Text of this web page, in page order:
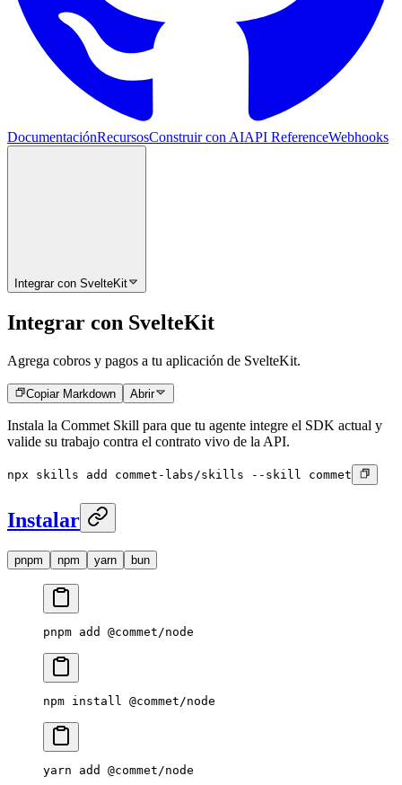
DocumentaciónRecursosConstruir con AIAPI ReferenceWebhooks
Integrar con SvelteKit
Integrar con SvelteKit
Agrega cobros y pagos a tu aplicación de SvelteKit.
Copiar Markdown Abrir
Instala la Commet Skill para que tu agente integre el SDK actual y
valide su trabajo contra el contrato vivo de la API.
npx skills add commet-labs/skills --skill commet
Instalar
pnpm npm yarn bun
pnpm add @commet/node
npm install @commet/node
yarn add @commet/node